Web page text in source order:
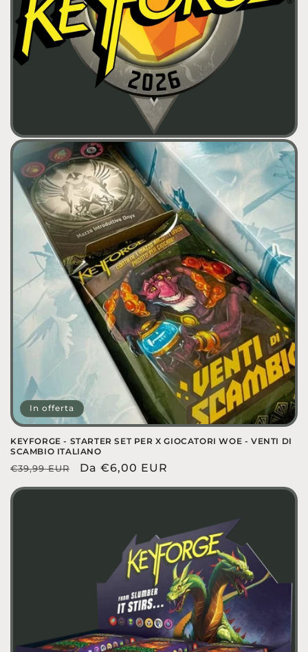
In offerta
KEYFORGE - STARTER SET PER X GIOCATORI WOE - VENTI DI
SCAMBIO ITALIANO
Prezzo
di
listino
€39,99 EUR
Prezzo
scontato
Da €6,00 EUR